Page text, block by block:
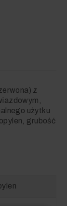
z
użytku
grubość